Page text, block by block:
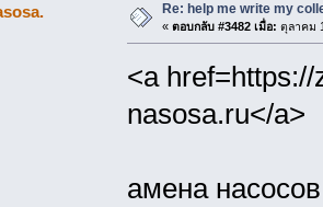
Re: help me write my
« ตอบกลับ #3482 เมื่อ: ตุลาคม
<a
nasosa.ru</a>
амена